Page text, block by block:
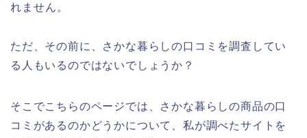
れません。
ただ、その前に、さかな暮らしの口コミを調査してい
る人もいるのではないでしょうか？
そこでこちらのページでは、さかな暮らしの商品の口
コミがあるのかどうかについて、私が調べたサイトを